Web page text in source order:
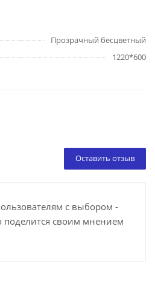
Прозрачный бесцветный
1220*600
Оставить отзыв
с выбором -
поделится своим мнением